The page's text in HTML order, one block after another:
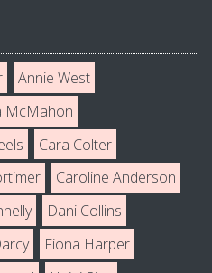
Annie West
McMahon
Cara Colter
Caroline Anderson
Dani Collins
Fiona Harper